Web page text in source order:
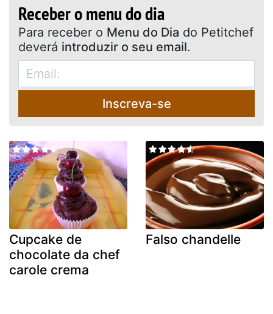
Receber o menu do dia
Para receber o Menu do Dia do Petitchef
deverá introduzir o seu email.
Inscreva-se
Cupcake de
chocolate da chef
carole crema
Falso chandelle